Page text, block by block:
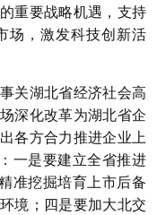
重要战略机遇，支持
场，激发科技创新活
关湖北省经济社会高
深化改革为湖北省企
各方合力推进企业上
一是要建立全省推进
准挖掘培育上市后备
境；四是要加大北交